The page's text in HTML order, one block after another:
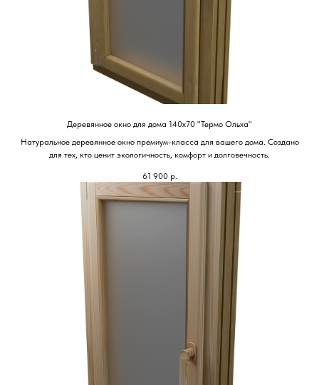
Деревянное окно для дома 140х70 "Термо Ольха"
Натуральное деревянное окно премиум-класса для вашего дома. Создано
для тех, кто ценит экологичность, комфорт и долговечность.
61 900 р.